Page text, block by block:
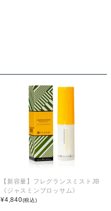
【新容量】フレグランスミストJB
《ジャスミンブロッサム》
¥4,840(税込)